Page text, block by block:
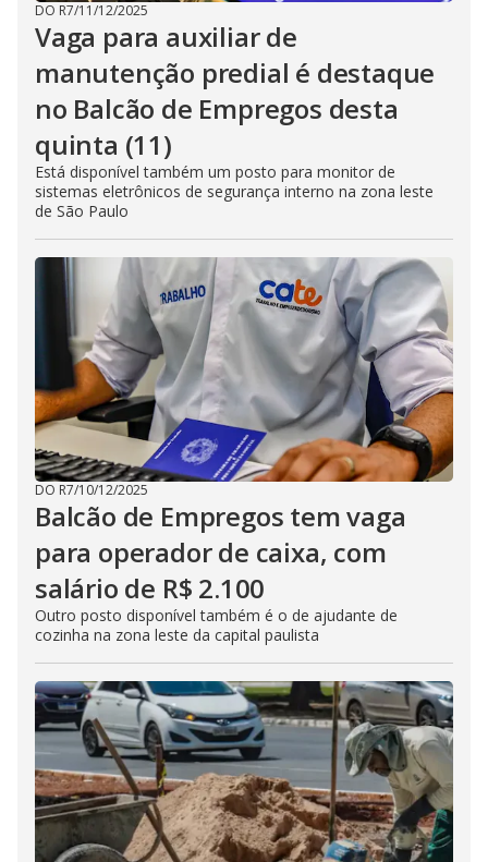
DO R7/11/12/2025
Vaga para auxiliar de
manutenção predial é destaque
no Balcão de Empregos desta
quinta (11)
Está disponível também um posto para monitor de
sistemas eletrônicos de segurança interno na zona leste
de São Paulo
DO R7/10/12/2025
Balcão de Empregos tem vaga
para operador de caixa, com
salário de R$ 2.100
Outro posto disponível também é o de ajudante de
cozinha na zona leste da capital paulista